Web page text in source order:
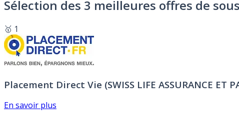
Sélection des 3 meilleures offres de
🥇 1
Placement Direct Vie (SWISS LIFE ASSURANCE ET
En savoir plus